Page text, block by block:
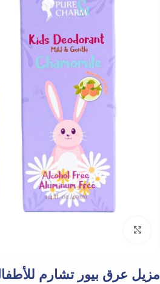
مزيل عرق بيور تشارم